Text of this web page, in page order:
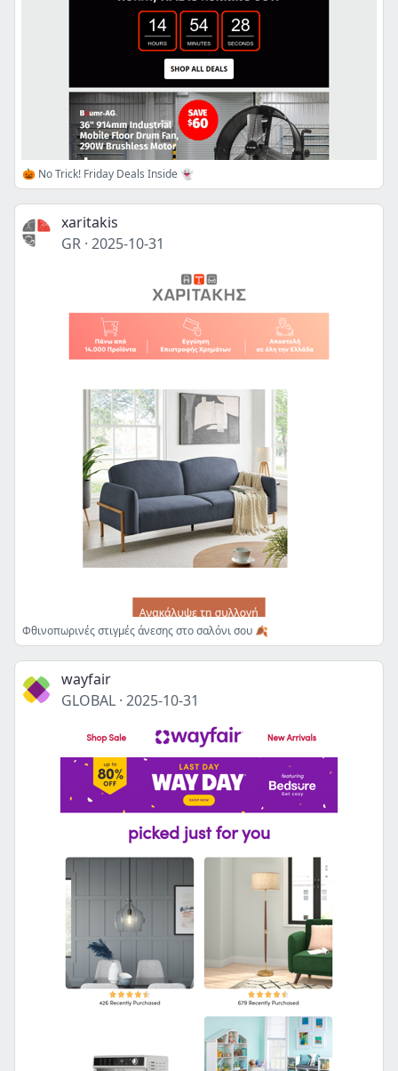
🎃 No Trick! Friday Deals Inside 👻
xaritakis
GR · 2025-10-31
Φθινοπωρινές στιγμές άνεσης στο σαλόνι σου 🍂
wayfair
GLOBAL · 2025-10-31